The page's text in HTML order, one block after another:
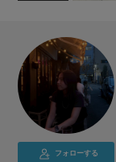
フォローする